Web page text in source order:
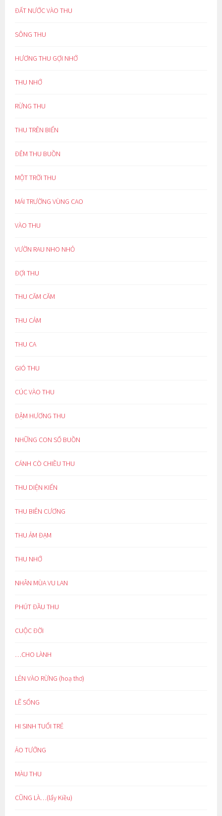
ĐẤT NƯỚC VÀO THU
SÔNG THU
HƯƠNG THU GỢI NHỚ
THU NHỚ
RỪNG THU
THU TRÊN BIỂN
ĐÊM THU BUỒN
MỘT TRỜI THU
MÁI TRƯỜNG VÙNG CAO
VÀO THU
VƯỜN RAU NHO NHỎ
ĐỢI THU
THU CĂM CĂM
THU CẢM
THU CA
GIÓ THU
CÚC VÀO THU
ĐẬM HƯƠNG THU
NHỮNG CON SỐ BUỒN
CÁNH CÒ CHIỀU THU
THU DIỆN KIẾN
THU BIÊN CƯƠNG
THU ẢM ĐẠM
THU NHỚ
NHÂN MÙA VU LAN
PHÚT ĐẦU THU
CUỘC ĐỜI
…CHO LÀNH
LẺN VÀO RỪNG (hoạ thơ)
LẼ SỐNG
HI SINH TUỔI TRẺ
ẢO TƯỞNG
MÀU THU
CŨNG LÀ…(lẩy Kiều)